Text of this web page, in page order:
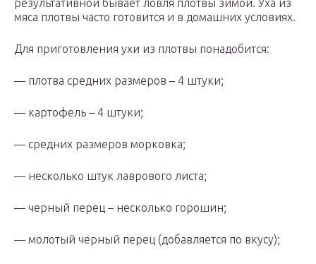
результативной бывает ловля плотвы зимой. Уха из
мяса плотвы часто готовится и в домашних условиях.
Для приготовления ухи из плотвы понадобится:
— плотва средних размеров – 4 штуки;
— картофель – 4 штуки;
— средних размеров морковка;
— несколько штук лаврового листа;
— черный перец – несколько горошин;
— молотый черный перец (добавляется по вкусу);